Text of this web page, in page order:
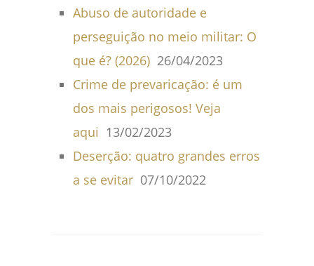
Abuso de autoridade e
perseguição no meio militar: O
que é? (2026) 26/04/2023
Crime de prevaricação: é um
dos mais perigosos! Veja
aqui 13/02/2023
Deserção: quatro grandes erros
a se evitar 07/10/2022